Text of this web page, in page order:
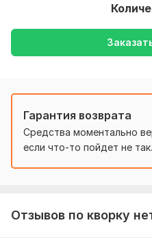
Отдых и развлечения,
увлечения
с Английского на
Объем услуги в кворке: 1
Гарантия возврата
Средства моментально
если что-то пойдет не так.
Отзывов по кворку